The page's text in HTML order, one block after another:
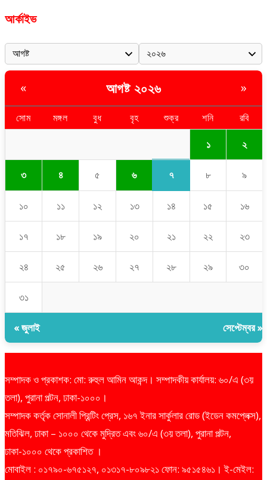
আর্কাইভ
« আগষ্ট ২০২৬ »
সোম মঙ্গল বুধ বৃহ শুক্র শনি রবি
১ ২
৩ ৪ ৫ ৬ ৭ ৮ ৯
১০ ১১ ১২ ১৩ ১৪ ১৫ ১৬
১৭ ১৮ ১৯ ২০ ২১ ২২ ২৩
২৪ ২৫ ২৬ ২৭ ২৮ ২৯ ৩০
৩১
« জুলাই সেপ্টেম্বর »
সম্পাদক ও প্রকাশক: মো: রুহুল আমিন আকন্দ। সম্পাদকীয় কার্যালয়: ৬০/এ (৩য়
তলা), পুরানা পল্টন, ঢাকা-১০০০।
সম্পাদক কর্তৃক সোনালী প্রিন্টিং প্রেস, ১৬৭ ইনার সার্কুলার রোড (ইডেন কমপ্লেক্স),
মতিঝিল, ঢাকা – ১০০০ থেকে মুদ্রিত এবং ৬০/এ (৩য় তলা), পুরানা পল্টন,
ঢাকা-১০০০ থেকে প্রকাশিত ।
মোবাইল : ০১৭৯০-৬৭৫১২৭, ০১৩১৭-৮০৯৮২১ ফোন: ৯৫১৫৪৬১। ই-মেইল: